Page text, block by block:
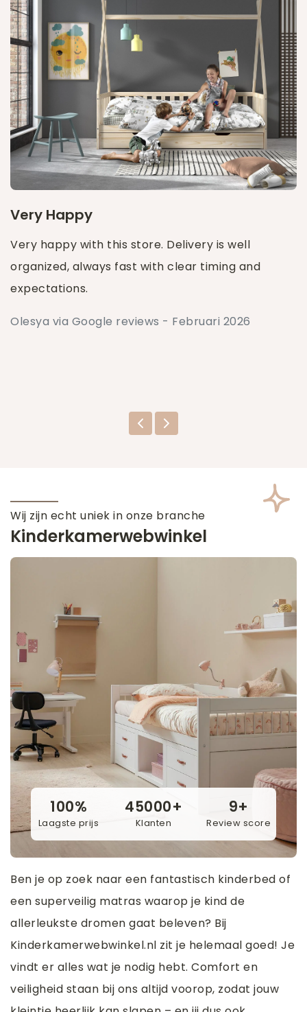
Very Happy
Very happy with this store. Delivery is well
organized, always fast with clear timing and
expectations.
Olesya via Google reviews - Februari 2026
Wij zijn echt uniek in onze branche
Kinderkamerwebwinkel
100%
Laagste prijs
45000+
Klanten
9+
Review score
Ben je op zoek naar een fantastisch kinderbed of
een superveilig matras waarop je kind de
allerleukste dromen gaat beleven? Bij
Kinderkamerwebwinkel.nl zit je helemaal goed! Je
vindt er alles wat je nodig hebt. Comfort en
veiligheid staan bij ons altijd voorop, zodat jouw